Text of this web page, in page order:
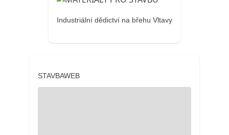
Industriální dědictví na břehu Vltavy
STAVBAWEB